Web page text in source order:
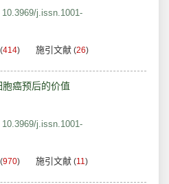
10.3969/j.issn.1001-
(414) 施引文献 (26)
癌预后的价值
10.3969/j.issn.1001-
(970) 施引文献 (11)